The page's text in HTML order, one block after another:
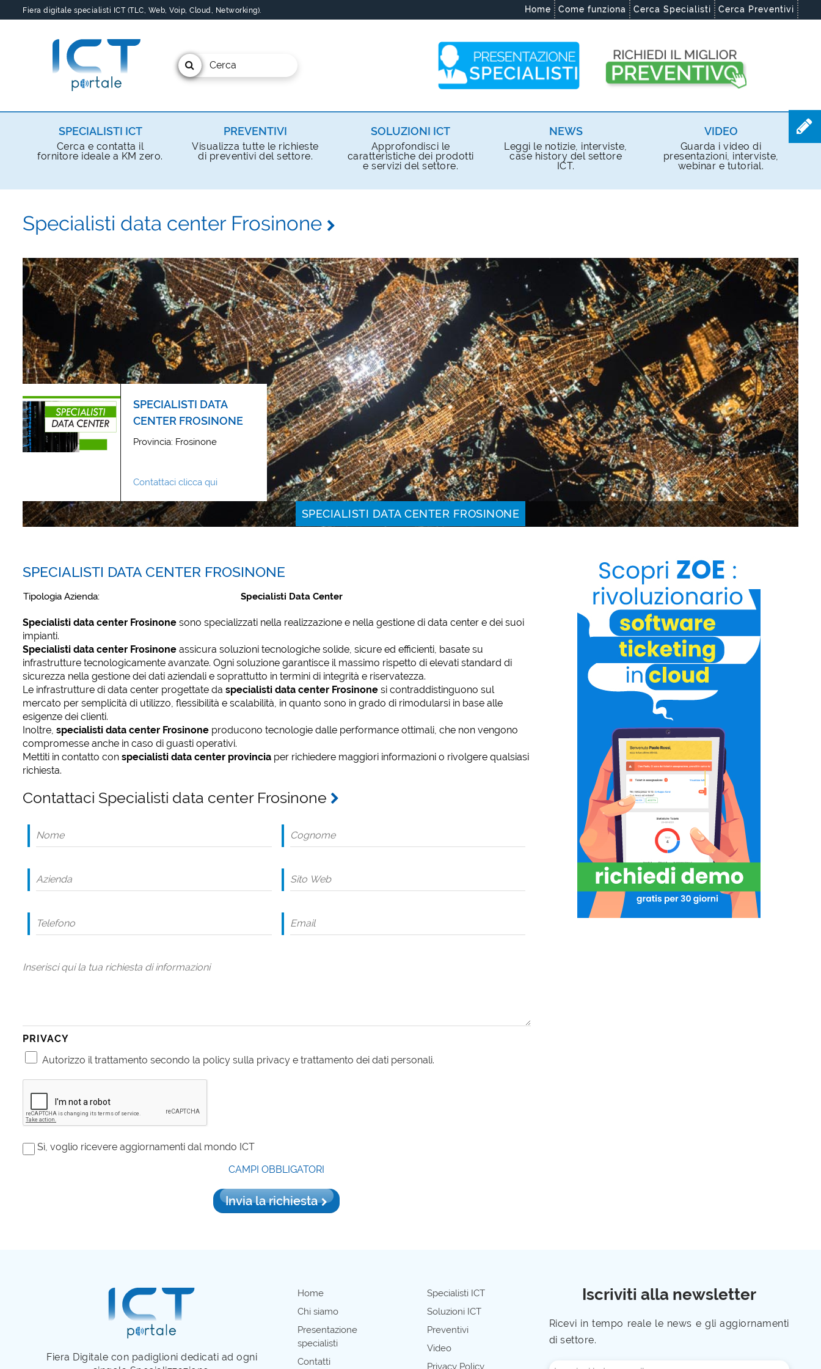
Fiera digitale specialisti ICT (TLC, Web, Voip, Cloud, Networking). Home Come funziona Cerca Specialisti Cerca Preventivi
Cerca
SPECIALISTI ICT
Cerca e contatta il
fornitore ideale a KM zero.
PREVENTIVI
Visualizza tutte le richieste
di preventivi del settore.
SOLUZIONI ICT
Approfondisci le
caratteristiche dei prodotti
e servizi del settore.
NEWS
Leggi le notizie, interviste,
case history del settore
ICT.
VIDEO
Guarda i video di
presentazioni, interviste,
webinar e tutorial.
Specialisti data center Frosinone
SPECIALISTI DATA
CENTER FROSINONE
Provincia: Frosinone
Contattaci clicca qui
SPECIALISTI DATA CENTER FROSINONE
SPECIALISTI DATA CENTER FROSINONE
Tipologia Azienda: Specialisti Data Center
Specialisti data center Frosinone sono specializzati nella realizzazione e nella gestione di data center e dei suoi
impianti.
Specialisti data center Frosinone assicura soluzioni tecnologiche solide, sicure ed efficienti, basate su
infrastrutture tecnologicamente avanzate. Ogni soluzione garantisce il massimo rispetto di elevati standard di
sicurezza nella gestione dei dati aziendali e soprattutto in termini di integrità e riservatezza.
Le infrastrutture di data center progettate da specialisti data center Frosinone si contraddistinguono sul
mercato per semplicità di utilizzo, flessibilità e scalabilità, in quanto sono in grado di rimodularsi in base alle
esigenze dei clienti.
Inoltre, specialisti data center Frosinone producono tecnologie dalle performance ottimali, che non vengono
compromesse anche in caso di guasti operativi.
Mettiti in contatto con specialisti data center provincia per richiedere maggiori informazioni o rivolgere qualsiasi
richiesta.
Contattaci Specialisti data center Frosinone
PRIVACY
Autorizzo il trattamento secondo la policy sulla privacy e trattamento dei dati personali.
Sì, voglio ricevere aggiornamenti dal mondo ICT
CAMPI OBBLIGATORI
Invia la richiesta
Fiera Digitale con padiglioni dedicati ad ogni
Home
Chi siamo
Presentazione
specialisti
Contatti
Specialisti ICT
Soluzioni ICT
Preventivi
Video
Privacy Policy
Iscriviti alla newsletter
Ricevi in tempo reale le news e gli aggiornamenti
di settore.